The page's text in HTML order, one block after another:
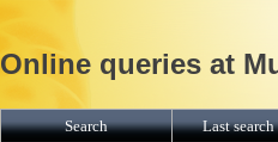
Online queries at
Search Last